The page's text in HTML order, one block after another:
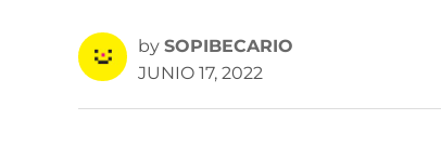
by SOPIBECARIO
JUNIO 17, 2022